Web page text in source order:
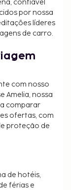
a
nos
no
a(s) cama(s)
sem
confiável
por nossa
líderes
de carro.
com nosso
Amelia, nossa
comparar
ofertas, com
proteção de
de hotéis,
férias e